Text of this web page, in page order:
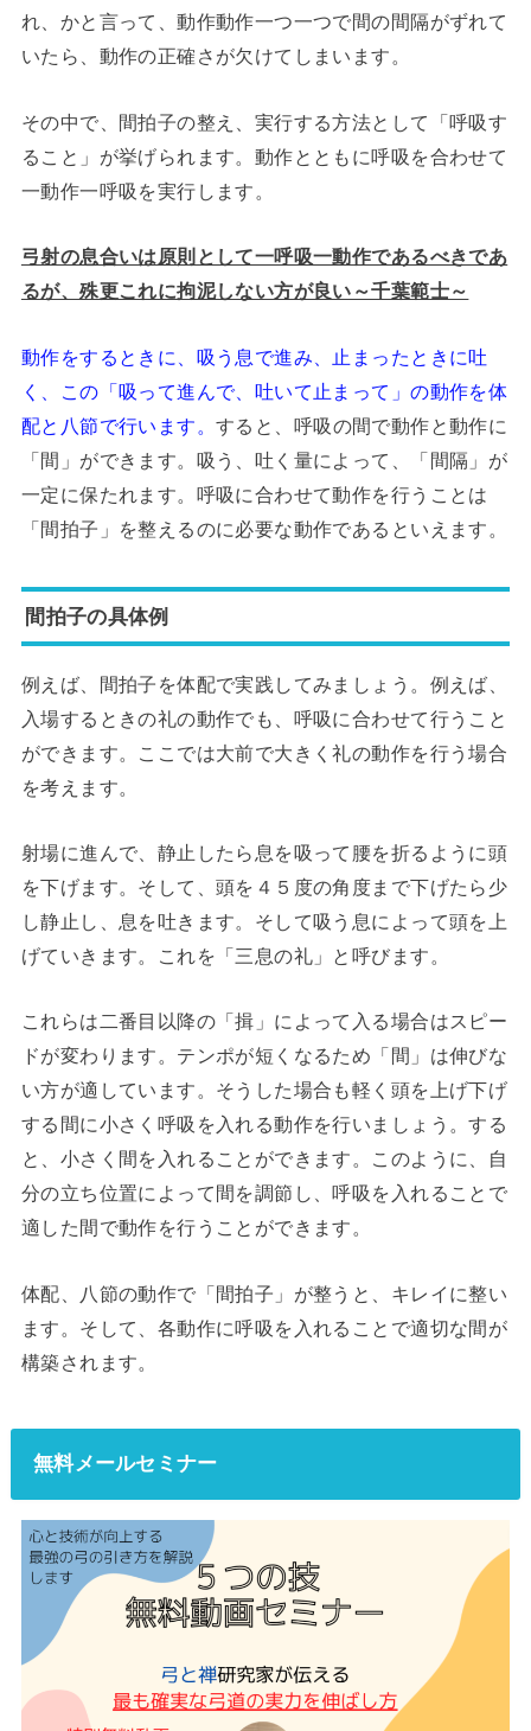
れ、かと言って、動作動作一つ一つで間の間隔がずれて
いたら、動作の正確さが欠けてしまいます。
その中で、間拍子の整え、実行する方法として「呼吸す
ること」が挙げられます。動作とともに呼吸を合わせて
一動作一呼吸を実行します。
弓射の息合いは原則として一呼吸一動作であるべきであ
るが、殊更これに拘泥しない方が良い～千葉範士～
動作をするときに、吸う息で進み、止まったときに吐
く、この「吸って進んで、吐いて止まって」の動作を体
配と八節で行います。すると、呼吸の間で動作と動作に
「間」ができます。吸う、吐く量によって、「間隔」が
一定に保たれます。呼吸に合わせて動作を行うことは
「間拍子」を整えるのに必要な動作であるといえます。
間拍子の具体例
例えば、間拍子を体配で実践してみましょう。例えば、
入場するときの礼の動作でも、呼吸に合わせて行うこと
ができます。ここでは大前で大きく礼の動作を行う場合
を考えます。
射場に進んで、静止したら息を吸って腰を折るように頭
を下げます。そして、頭を４５度の角度まで下げたら少
し静止し、息を吐きます。そして吸う息によって頭を上
げていきます。これを「三息の礼」と呼びます。
これらは二番目以降の「揖」によって入る場合はスピー
ドが変わります。テンポが短くなるため「間」は伸びな
い方が適しています。そうした場合も軽く頭を上げ下げ
する間に小さく呼吸を入れる動作を行いましょう。する
と、小さく間を入れることができます。このように、自
分の立ち位置によって間を調節し、呼吸を入れることで
適した間で動作を行うことができます。
体配、八節の動作で「間拍子」が整うと、キレイに整い
ます。そして、各動作に呼吸を入れることで適切な間が
構築されます。
無料メールセミナー